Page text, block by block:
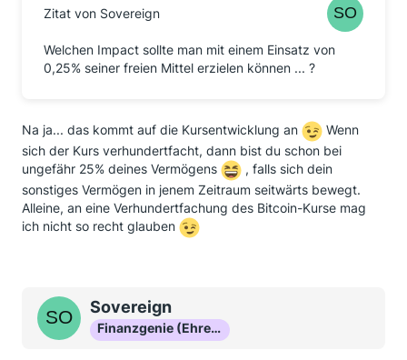
Zitat von Sovereign
Welchen Impact sollte man mit einem Einsatz von
0,25% seiner freien Mittel erzielen können ... ?
Na ja... das kommt auf die Kursentwicklung an
Wenn
sich der Kurs verhundertfacht, dann bist du schon bei
ungefähr 25% deines Vermögens
, falls sich dein
sonstiges Vermögen in jenem Zeitraum seitwärts bewegt.
Alleine, an eine Verhundertfachung des Bitcoin-Kurse mag
ich nicht so recht glauben
Sovereign
Finanzgenie (Ehrenmitglied)